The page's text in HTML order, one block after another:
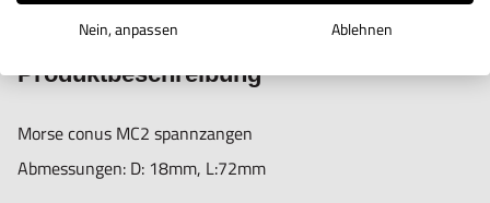
Produktbeschreibung
Morse conus MC2 spannzangen
Abmessungen: D: 18mm, L:72mm
Nein, anpassen
Ablehnen